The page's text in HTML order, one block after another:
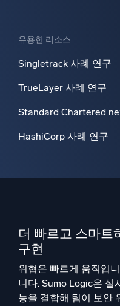
유용한 리소스
Singletrack 사례 연구
TrueLayer 사례 연구
Standard Chartered
HashiCorp 사례 연구
더 빠르고 스마트
구현
위협은 빠르게 움직입
니다. Sumo Logic은 실
능을 결합해 팀이 보안